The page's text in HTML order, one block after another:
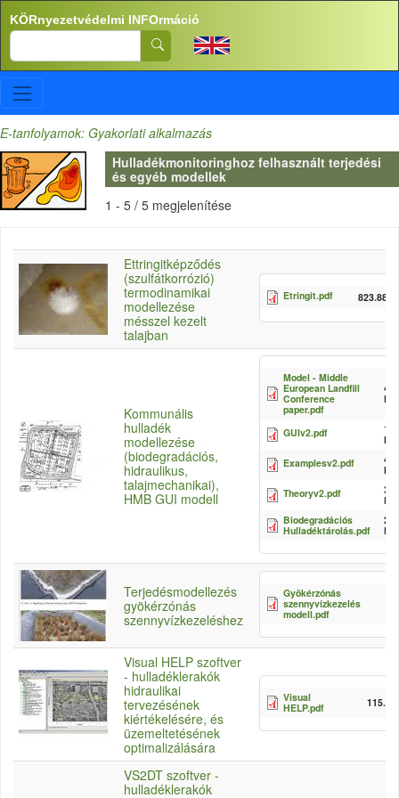
Ugrás a tartalomra
KÖRnyezetvédelmi INFOrmáció
Search
E-tanfolyamok: Gyakorlati alkalmazás
Hulladékmonitoringhoz felhasznált terjedési
és egyéb modellek
1 - 5 / 5 megjelenítése
Ettringitképződés
(szulfátkorrózió)
termodinamikai
modellezése
mésszel kezelt
talajban
Etringit.pdf 823.88
Kommunális
hulladék
modellezése
(biodegradációs,
hidraulikus,
talajmechanikai),
HMB GUI modell
Model - Middle
European Landfill
Conference
paper.pdf
KB
GUIv2.pdf
MB
Examplesv2.pdf
MB
Theoryv2.pdf
KB
Biodegradációs
Hulladéktárolás.pdf
KB
Terjedésmodellezés
gyökérzónás
szennyvízkezeléshez
Gyökérzónás
szennyvízkezelés
modell.pdf
Visual HELP szoftver
- hulladéklerakók
hidraulikai
tervezésének
kiértékelésére, és
üzemeltetésének
optimalizálására
Visual
HELP.pdf
VS2DT szoftver -
hulladéklerakók